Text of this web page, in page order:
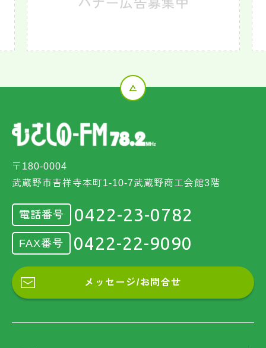
〒180-0004
武蔵野市吉祥寺本町1-10-7武蔵野商工会館3階
電話番号 0422-23-0782
FAX番号 0422-22-9090
メッセージ/お問合せ